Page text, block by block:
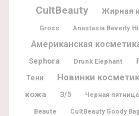
CultBeauty Жирная
Gross
Anastasia Beverly
Американская
Sephora Drunk Elephant
Тени Новинки
кожа
3/5 Черная пятница
Beaute
CultBeauty Goody Bag